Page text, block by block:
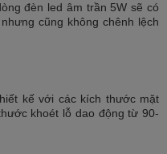
đèn led âm trần 5W sẽ có
cũng không chênh lệch
kế với các kích thước mặt
khoét lỗ dao động từ 90-